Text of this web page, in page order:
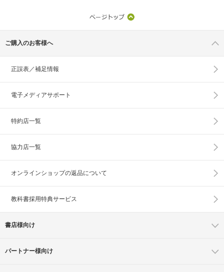
ご購入のお客様へ
正誤表／補足情報
電子メディアサポート
特約店一覧
協力店一覧
オンラインショップの返品について
教科書採用特典サービス
書店様向け
パートナー様向け